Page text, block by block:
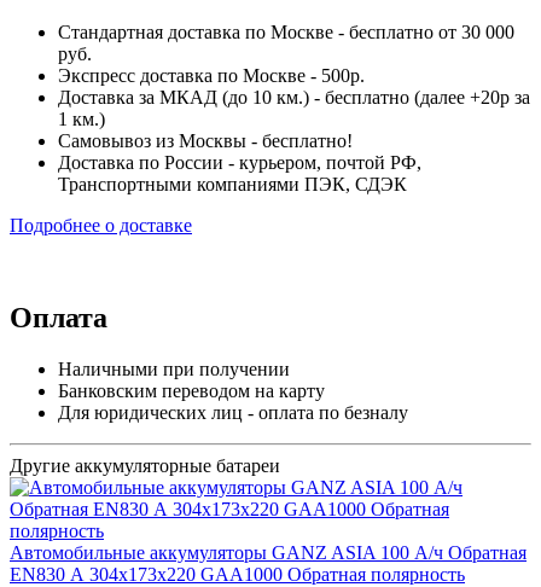
Стандартная доставка по Москве - бесплатно от 30 000
руб.
Экспресс доставка по Москве - 500р.
Доставка за МКАД (до 10 км.) - бесплатно (далее +20р за
1 км.)
Самовывоз из Москвы - бесплатно!
Доставка по России - курьером, почтой РФ,
Транспортными компаниями ПЭК, СДЭК
Подробнее о доставке
Оплата
Наличными при получении
Банковским переводом на карту
Для юридических лиц - оплата по безналу
Другие аккумуляторные батареи
Автомобильные аккумуляторы GANZ ASIA 100 А/ч Обратная
EN830 А 304x173x220 GAA1000 Обратная полярность